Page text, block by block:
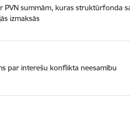
PVN summām, kuras struktūrfonda
izmaksās
par interešu konflikta neesamību